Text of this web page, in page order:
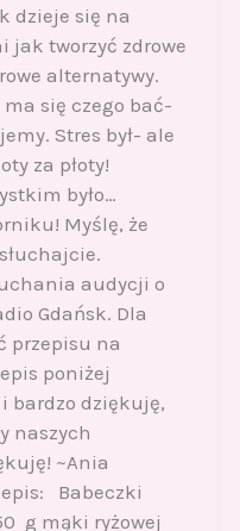
dzieje się na
jak tworzyć zdrowe
alternatywy.
się czego bać-
Stres był- ale
za płoty!
było…
Myślę, że
audycji o
Gdańsk. Dla
przepisu na
przepis poniżej
dziękuję,
naszych
~Ania
Babeczki
g mąki ryżowej